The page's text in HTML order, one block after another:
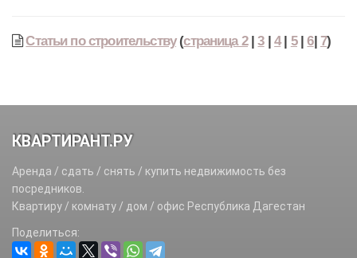
Статьи по строительству(страница 2|3|4| 5|6| 7)
КВАРТИРАНТ.РУ
Аренда / сдать / снять / купить недвижимость без
посредников.
Квартиру / комнату / дом / офис Республика Дагестан
Поделиться: